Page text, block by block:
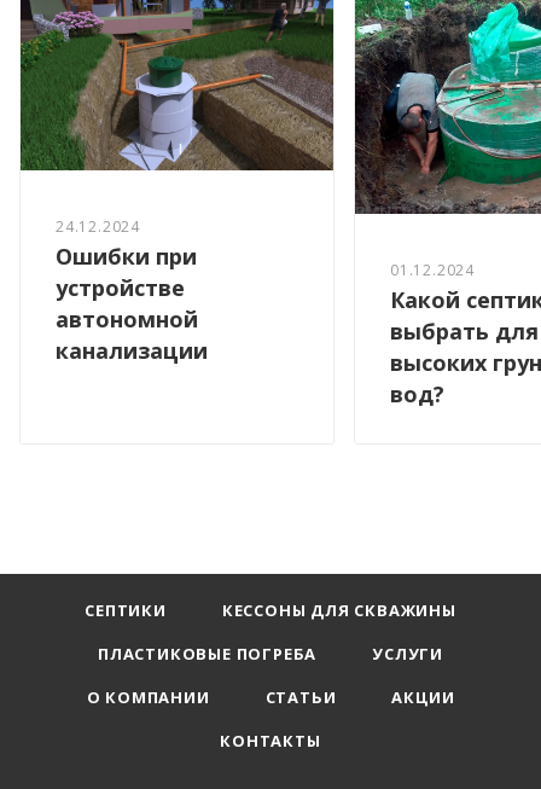
24.12.2024
Ошибки при
устройстве
автономной
канализации
01.12.2024
Какой
выбрать для
высоких
вод?
СЕПТИКИ
КЕССОНЫ ДЛЯ СКВАЖИНЫ
ПЛАСТИКОВЫЕ ПОГРЕБА
УСЛУГИ
О КОМПАНИИ
СТАТЬИ
АКЦИИ
КОНТАКТЫ